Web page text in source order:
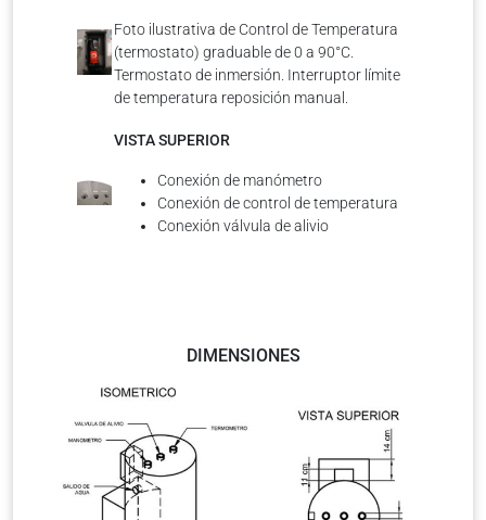
Foto ilustrativa de Control de Temperatura
(termostato) graduable de 0 a 90°C.
Termostato de inmersión. Interruptor límite
de temperatura reposición manual.
VISTA SUPERIOR
Conexión de manómetro
Conexión de control de temperatura
Conexión válvula de alivio
DIMENSIONES